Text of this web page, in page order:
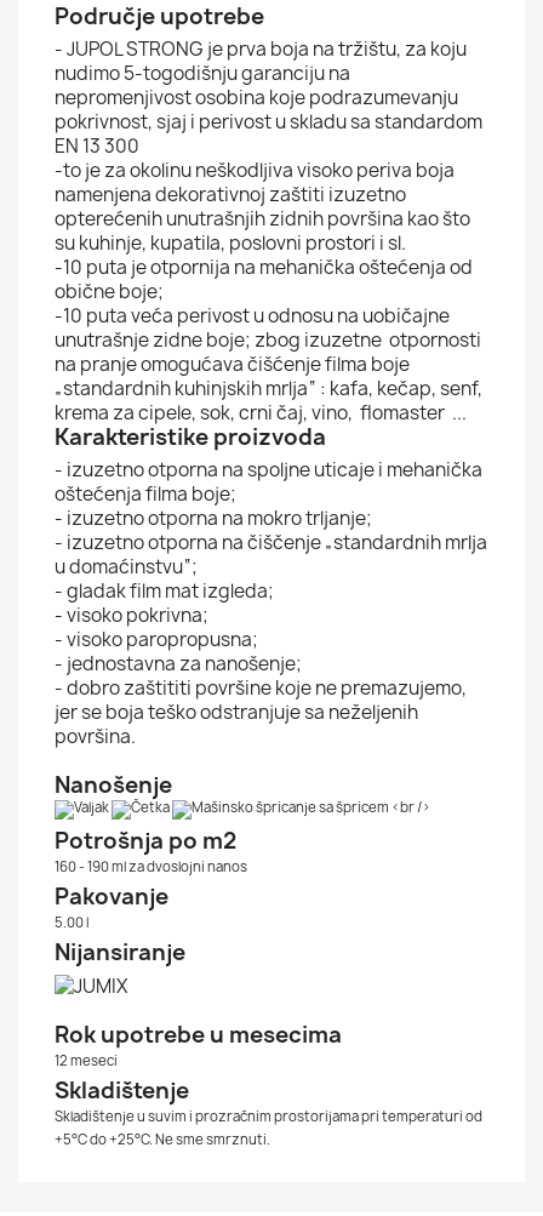
Područje upotrebe
- JUPOL STRONG je prva boja na tržištu, za koju
nudimo 5-togodišnju garanciju na
nepromenjivost osobina koje podrazumevanju
pokrivnost, sjaj i perivost u skladu sa standardom
EN 13 300
-to je za okolinu neškodljiva visoko periva boja
namenjena dekorativnoj zaštiti izuzetno
opterećenih unutrašnjih zidnih površina kao što
su kuhinje, kupatila, poslovni prostori i sl.
-10 puta je otpornija na mehanička oštećenja od
obične boje;
-10 puta veća perivost u odnosu na uobičajne
unutrašnje zidne boje; zbog izuzetne otpornosti
na pranje omogućava čišćenje filma boje
„standardnih kuhinjskih mrlja“ : kafa, kečap, senf,
krema za cipele, sok, crni čaj, vino, flomaster ...
Karakteristike proizvoda
- izuzetno otporna na spoljne uticaje i mehanička
oštećenja filma boje;
- izuzetno otporna na mokro trljanje;
- izuzetno otporna na čiščenje „standardnih mrlja
u domaćinstvu“;
- gladak film mat izgleda;
- visoko pokrivna;
- visoko paropropusna;
- jednostavna za nanošenje;
- dobro zaštititi površine koje ne premazujemo,
jer se boja teško odstranjuje sa neželjenih
površina.
Nanošenje
Potrošnja po m2
160 - 190 ml za dvoslojni nanos
Pakovanje
5.00 l
Nijansiranje
Rok upotrebe u mesecima
12 meseci
Skladištenje
Skladištenje u suvim i prozračnim prostorijama pri temperaturi od
+5°C do +25°C. Ne sme smrznuti.